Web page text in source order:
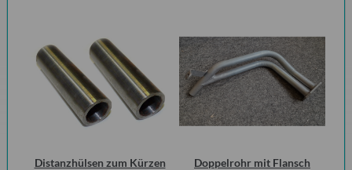
Distanzhülsen zum Kürzen
Doppelrohr mit Flansch